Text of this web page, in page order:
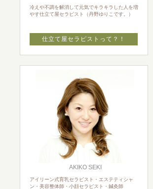
冷えや不調を解消して元気でキラキラした人を増
やす仕立て屋セラピスト（丹野ゆりこです。）
仕立て屋セラピストって？！
AKIKO SEKI
アイリーン式育乳セラピスト・エステティシャ
ン・美容整体師・小顔セラピスト・鍼灸師